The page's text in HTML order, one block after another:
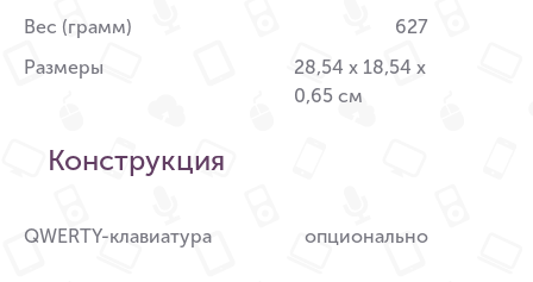
Вес (грамм)
627
Размеры
28,54 x 18,54 x
0,65 см
Конструкция
QWERTY-клавиатура опционально